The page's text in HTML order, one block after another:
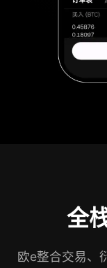
全
欧e整合交易、